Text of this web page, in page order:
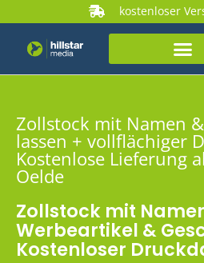
kostenloser
Zollstock mit Namen
lassen + vollflächiger
Kostenlose Lieferung
Oelde
Zollstock mit
Werbeartikel &
Kostenloser